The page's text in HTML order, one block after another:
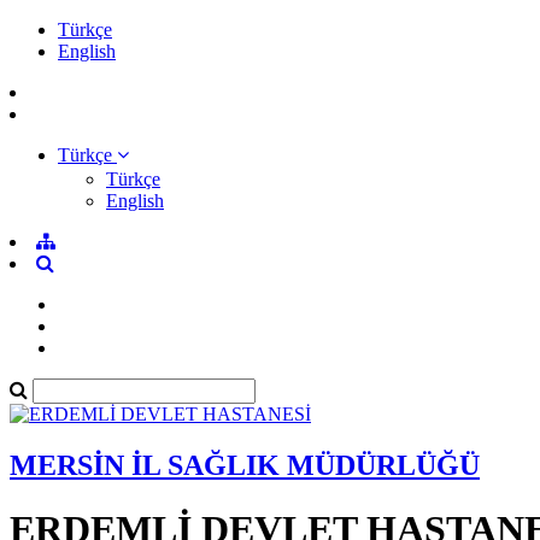
Türkçe
English
Türkçe
Türkçe
English
MERSİN İL SAĞLIK MÜDÜRLÜĞÜ
ERDEMLİ DEVLET